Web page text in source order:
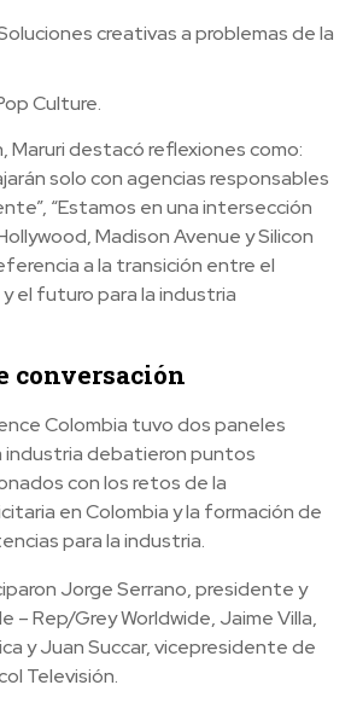
creativas a problemas de la
Culture.
Maruri destacó reflexiones como:
solo con agencias responsables
“Estamos en una intersección
Madison Avenue y Silicon
a la transición entre el
el futuro para la industria
conversación
Colombia tuvo dos paneles
industria debatieron puntos
con los retos de la
en Colombia y la formación de
para la industria.
Jorge Serrano, presidente y
– Rep/Grey Worldwide, Jaime Villa,
y Juan Succar, vicepresidente de
Televisión.